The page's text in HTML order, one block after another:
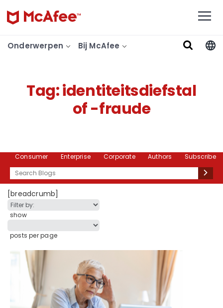
Onderwerpen Bij McAfee
Tag:identiteitsdiefstal
of -fraude
Consumer Enterprise Corporate Authors
Subscribe
Search
[breadcrumb]
show
posts per page